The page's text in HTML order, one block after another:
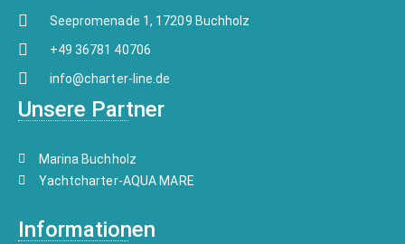
Seepromenade 1, 17209 Buchholz
+49 36781 40706
info@charter-line.de
Unsere Partner
Marina Buchholz
Yachtcharter-AQUA MARE
Informationen